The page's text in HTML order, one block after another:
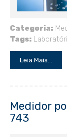
Categoria:
Tags:
Leia Mais...
Medidor
743